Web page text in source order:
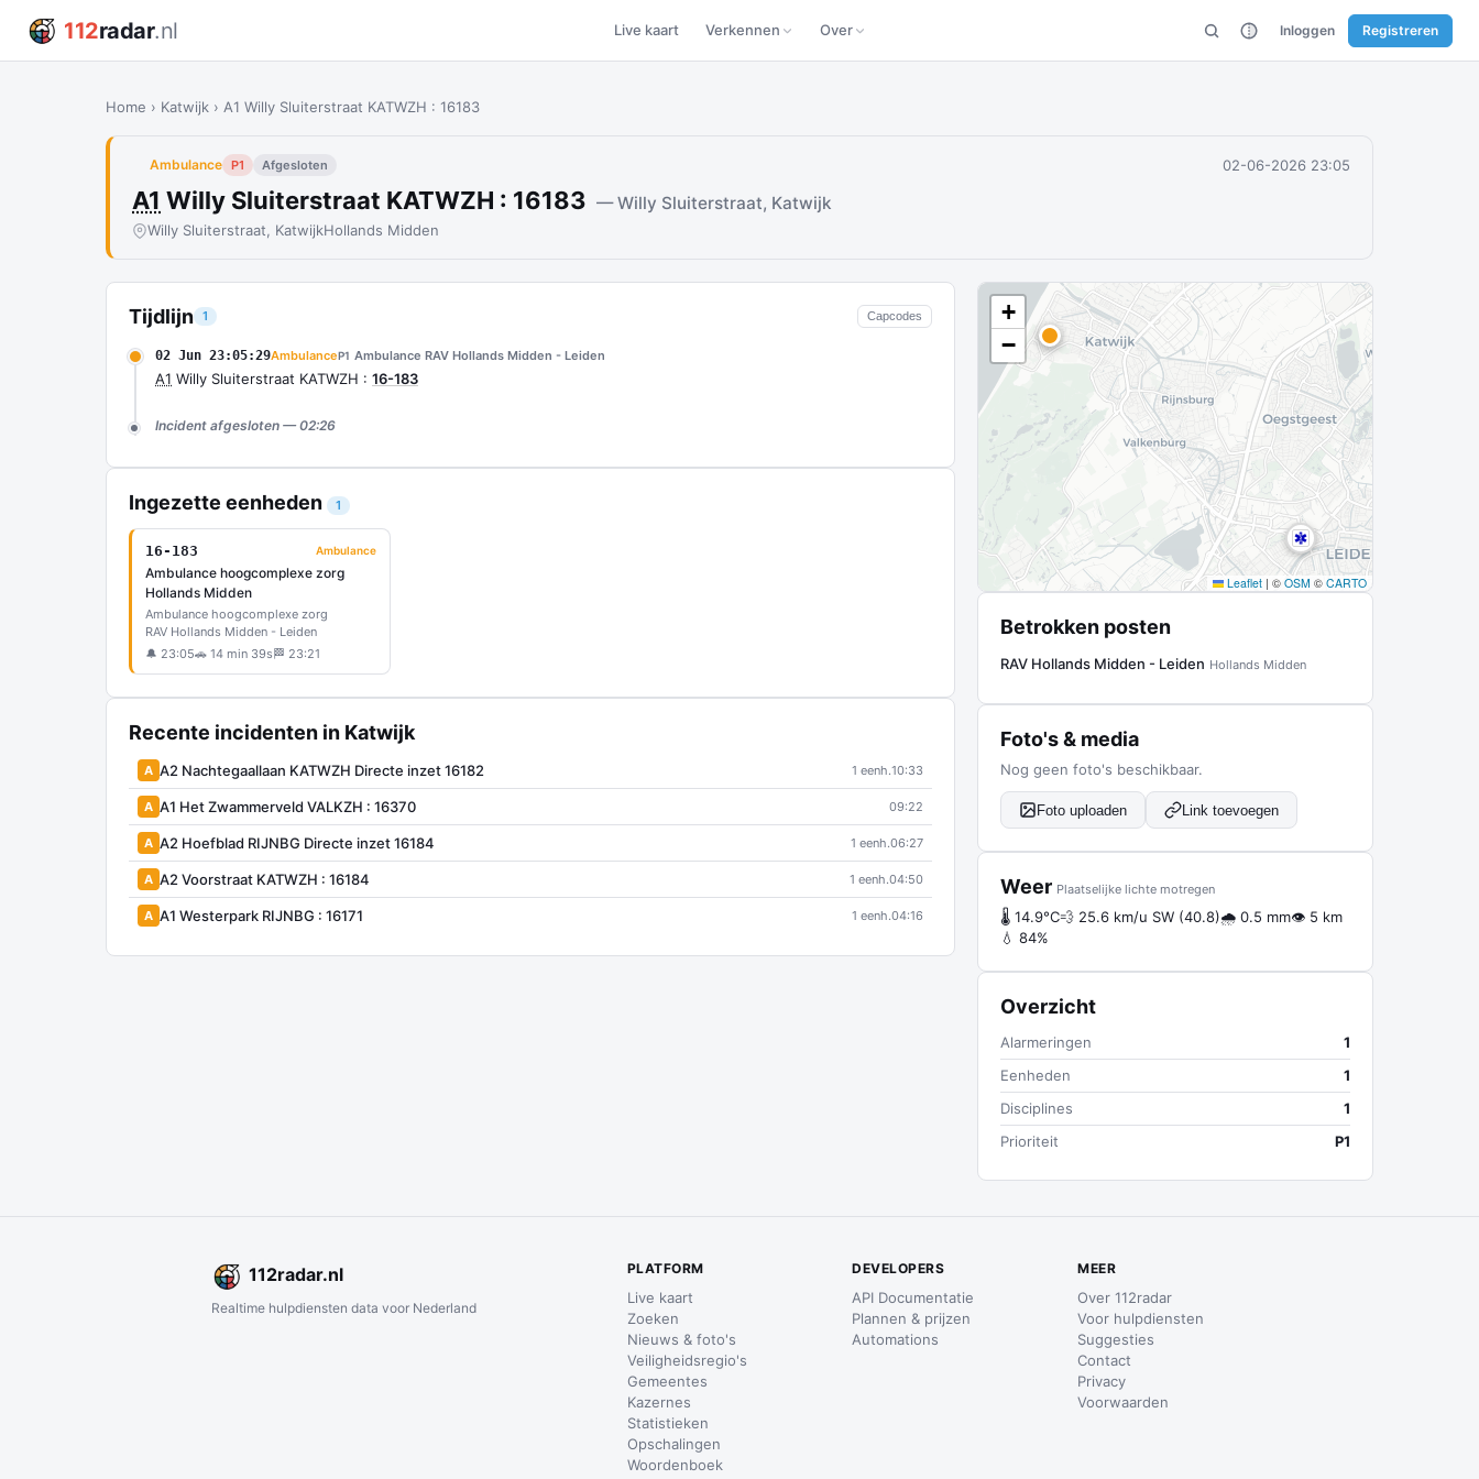
112radar.nl Live kaart Verkennen Over Inloggen Registreren
Home › Katwijk › A1 Willy Sluiterstraat KATWZH : 16183
Ambulance P1 Afgesloten 02-06-2026 23:05
A1 Willy Sluiterstraat KATWZH : 16183 — Willy Sluiterstraat, Katwijk
Willy Sluiterstraat, KatwijkHollands Midden
Tijdlijn 1 Capcodes
02 Jun 23:05:29AmbulanceP1 Ambulance RAV Hollands Midden - Leiden
A1 Willy Sluiterstraat KATWZH : 16-183
Incident afgesloten — 02:26
Ingezette eenheden 1
16-183 Ambulance
Ambulance hoogcomplexe zorg
Hollands Midden
Ambulance hoogcomplexe zorg
RAV Hollands Midden - Leiden
🔔 23:05🚗 14 min 39s 🏁 23:21
Recente incidenten in Katwijk
A A2 Nachtegaallaan KATWZH Directe inzet 16182 1 eenh.10:33
A A1 Het Zwammerveld VALKZH : 16370 09:22
A A2 Hoefblad RIJNBG Directe inzet 16184 1 eenh.06:27
A A2 Voorstraat KATWZH : 16184 1 eenh.04:50
A A1 Westerpark RIJNBG : 16171 1 eenh.04:16
+
−
Leaflet | © OSM © CARTO
Betrokken posten
RAV Hollands Midden - Leiden Hollands Midden
Foto's & media
Nog geen foto's beschikbaar.
Foto uploaden Link toevoegen
Weer Plaatselijke lichte motregen
🌡 14.9°C💨 25.6 km/u SW (40.8)🌧 0.5 mm👁 5 km
💧 84%
Overzicht
Alarmeringen
1
Eenheden
1
Disciplines
1
Prioriteit
P1
112radar.nl
Realtime hulpdiensten data voor Nederland
PLATFORM
Live kaart
Zoeken
Nieuws & foto's
Veiligheidsregio's
Gemeentes
Kazernes
Statistieken
Opschalingen
Woordenboek
DEVELOPERS
API Documentatie
Plannen & prijzen
Automations
MEER
Over 112radar
Voor hulpdiensten
Suggesties
Contact
Privacy
Voorwaarden